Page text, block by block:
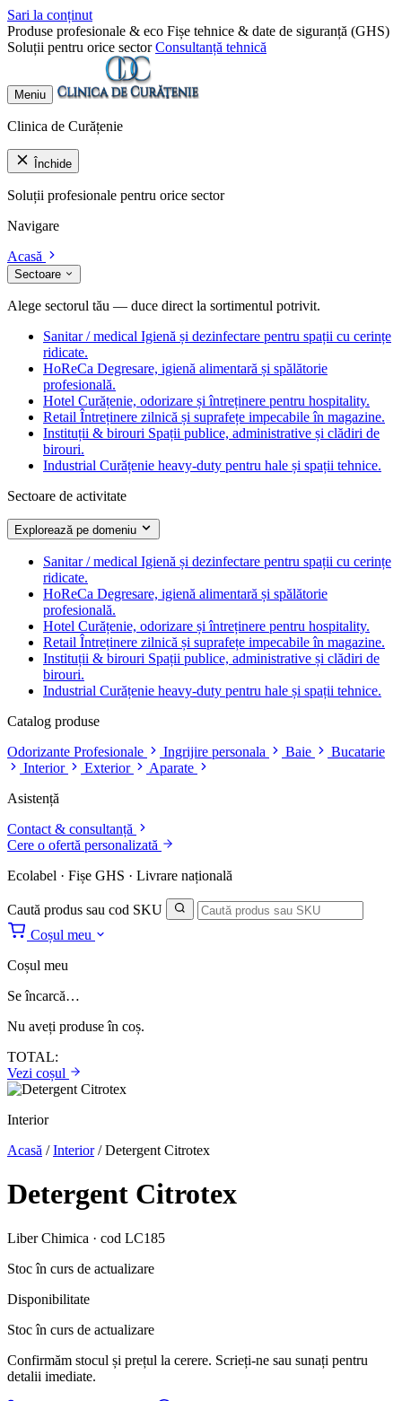
Sari la conținut
Produse profesionale & eco Fișe tehnice & date de siguranță (GHS)
Soluții pentru orice sector Consultanță tehnică
Meniu
Clinica de Curățenie
Închide
Soluții profesionale pentru orice sector
Navigare
Acasă
Sectoare
Alege sectorul tău — duce direct la sortimentul potrivit.
Sanitar / medical Igienă și dezinfectare pentru spații cu cerințe
ridicate.
HoReCa Degresare, igienă alimentară și spălătorie
profesională.
Hotel Curățenie, odorizare și întreținere pentru hospitality.
Retail Întreținere zilnică și suprafețe impecabile în magazine.
Instituții & birouri Spații publice, administrative și clădiri de
birouri.
Industrial Curățenie heavy-duty pentru hale și spații tehnice.
Sectoare de activitate
Explorează pe domeniu
Sanitar / medical Igienă și dezinfectare pentru spații cu cerințe
ridicate.
HoReCa Degresare, igienă alimentară și spălătorie
profesională.
Hotel Curățenie, odorizare și întreținere pentru hospitality.
Retail Întreținere zilnică și suprafețe impecabile în magazine.
Instituții & birouri Spații publice, administrative și clădiri de
birouri.
Industrial Curățenie heavy-duty pentru hale și spații tehnice.
Catalog produse
Odorizante Profesionale
Ingrijire personala Baie
Bucatarie
Interior
Exterior
Aparate
Asistență
Contact & consultanță
Cere o ofertă personalizată
Ecolabel · Fișe GHS · Livrare națională
Caută produs sau cod SKU
Coșul meu
Coșul meu
Se încarcă…
Nu aveți produse în coș.
TOTAL:
Vezi coșul
Interior
Acasă /Interior/Detergent Citrotex
Detergent Citrotex
Liber Chimica · cod LC185
Stoc în curs de actualizare
Disponibilitate
Stoc în curs de actualizare
Confirmăm stocul și prețul la cerere. Scrieți-ne sau sunați pentru
detalii imediate.